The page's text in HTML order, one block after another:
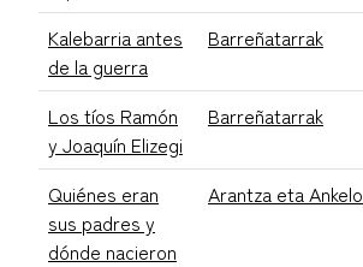
Kalebarria antes
de la guerra
Barreñatarrak
Los tíos Ramón
y Joaquín Elizegi
Barreñatarrak
Quiénes eran
sus padres y
dónde nacieron
Arantza eta Ankelo